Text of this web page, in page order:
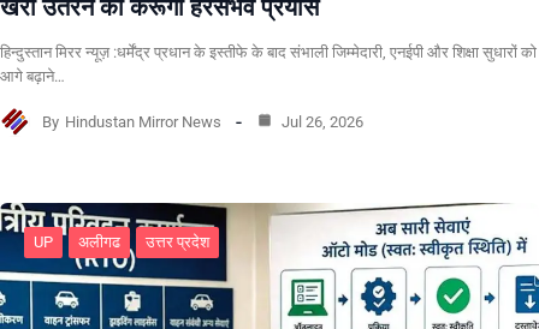
खरा उतरने का करूंगा हरसंभव प्रयास
हिन्दुस्तान मिरर न्यूज़ :धर्मेंद्र प्रधान के इस्तीफे के बाद संभाली जिम्मेदारी, एनईपी और शिक्षा सुधारों को
आगे बढ़ाने…
By Hindustan Mirror News Jul 26, 2026
UP अलीगढ उत्तर प्रदेश